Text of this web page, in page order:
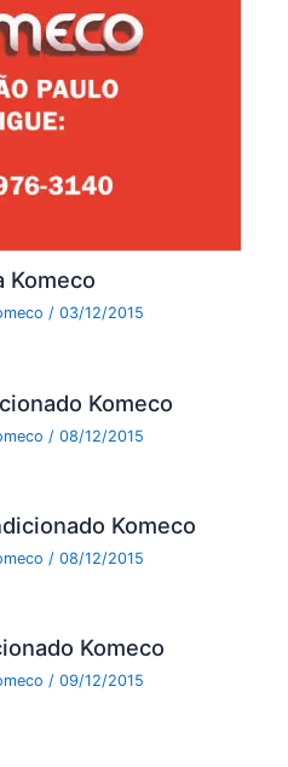
Komeco
/03/12/2015
Komeco
/08/12/2015
Komeco
/08/12/2015
Komeco
/09/12/2015